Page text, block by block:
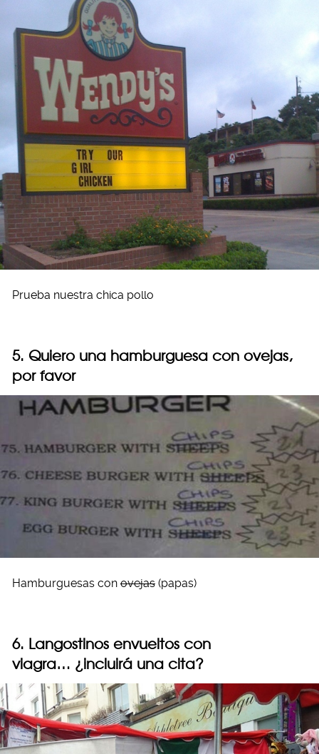
Prueba nuestra chica pollo
5. Quiero una hamburguesa con ovejas,
por favor
Hamburguesas con ovejas (papas)
6. Langostinos envueltos con
viagra… ¿incluirá una cita?